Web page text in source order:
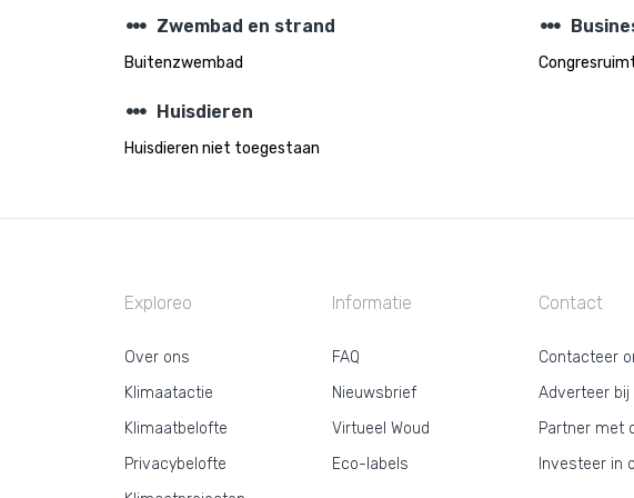
steppers Zwembad en strand
Buitenzwembad
steppers
steppers Huisdieren
Huisdieren niet toegestaan
Exploreo
Over ons
Klimaatactie
Klimaatbelofte
Privacybelofte
Informatie
FAQ
Nieuwsbrief
Virtueel Woud
Eco-labels
Contact
Contacteer
Adverteer bij
Partner met
Investeer in